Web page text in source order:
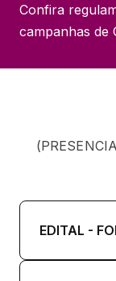
Confira
campanhas de
EDITAL -